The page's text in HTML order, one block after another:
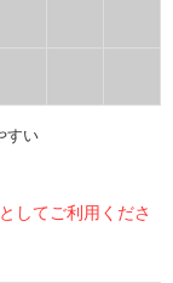
すい
してご利用くださ